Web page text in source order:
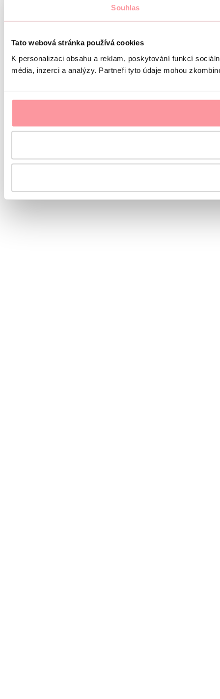
Souhlas
Tato webová stránka používá cookies
K personalizaci obsahu a reklam, poskytování funkcí
média, inzerci a analýzy. Partneři tyto údaje mohou